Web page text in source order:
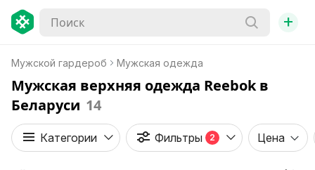
+
Мужской гардероб Мужская одежда
Мужская верхняя одежда Reebok в
Беларуси 14
Категории Фильтры 2 Цена